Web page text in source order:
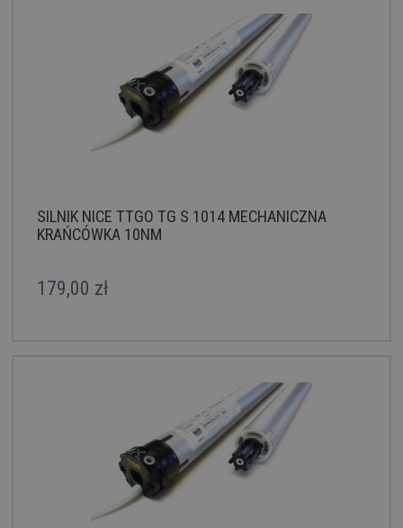
SILNIK NICE TTGO TG S 1014 MECHANICZNA
KRAŃCÓWKA 10NM
179,00 zł